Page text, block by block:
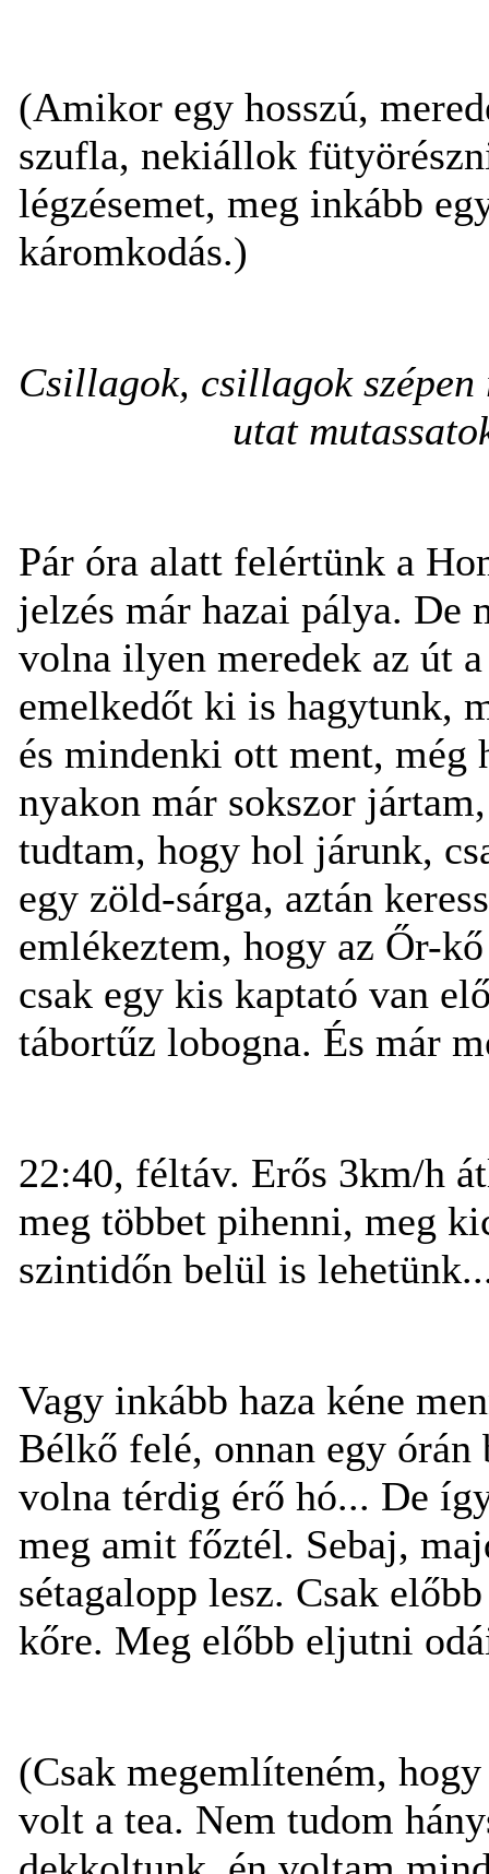
(Amikor egy hosszú,
szufla, nekiállok
légzésemet, meg inkább
káromkodás.)
Csillagok, csillagok szépen
utat
Pár óra alatt felértünk a
jelzés már hazai pálya. De
volna ilyen meredek az út
emelkedőt ki is hagytunk,
és mindenki ott ment,
nyakon már sokszor
tudtam, hogy hol járunk,
egy zöld-sárga, aztán
emlékeztem, hogy az Őr-
csak egy kis kaptató van
tábortűz lobogna. És már
22:40, féltáv. Erős 3km/h
meg többet pihenni, meg
szintidőn belül is
Vagy inkább haza kéne
Bélkő felé, onnan egy
volna térdig érő hó... De
meg amit főztél. Sebaj,
sétagalopp lesz. Csak
kőre. Meg előbb eljutni
(Csak megemlíteném,
volt a tea. Nem tudom